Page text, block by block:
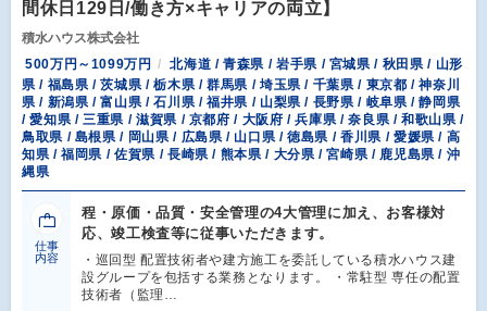
間休日129日/働き方×キャリアの両立】
積水ハウス株式会社
500万円～1099万円
北海道 / 青森県 / 岩手県 / 宮城県 / 秋田県 / 山形
県 / 福島県 / 茨城県 / 栃木県 / 群馬県 / 埼玉県 / 千葉県 / 東京都 / 神奈川
県 / 新潟県 / 富山県 / 石川県 / 福井県 / 山梨県 / 長野県 / 岐阜県 / 静岡県
/ 愛知県 / 三重県 / 滋賀県 / 京都府 / 大阪府 / 兵庫県 / 奈良県 / 和歌山県 /
鳥取県 / 島根県 / 岡山県 / 広島県 / 山口県 / 徳島県 / 香川県 / 愛媛県 / 高
知県 / 福岡県 / 佐賀県 / 長崎県 / 熊本県 / 大分県 / 宮崎県 / 鹿児島県 / 沖
縄県
仕事
内容
程・原価・品質・安全管理の4大管理に加え、お客様対
応、竣工検査等に従事いただきます。
・巡回型 配置技術者や建方施工を委託している積水ハウス建
設グループを包括する業務となります。 ・常駐型 専任の配置
技術者（監理…